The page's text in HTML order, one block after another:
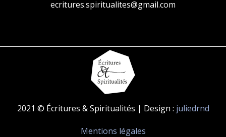
ecritures.spiritualites@gmail.com
2021 © Écritures & Spiritualités | Design : juliedrnd
Mentions légales